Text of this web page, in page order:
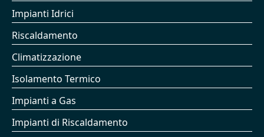
Impianti Idrici
Riscaldamento
Climatizzazione
Isolamento Termico
Impianti a Gas
Impianti di Riscaldamento